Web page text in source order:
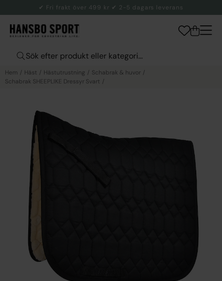
✔ Fri frakt över 499 kr ✔ 2-5 dagars leverans
Hem Häst Hästutrustning
Schabrak & huvor
Schabrak SHEEPLIKE Dressyr Svart